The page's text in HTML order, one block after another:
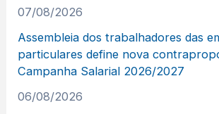
07/08/2026
Assembleia dos trabalhadores das
particulares define nova
Campanha Salarial 2026/2027
06/08/2026